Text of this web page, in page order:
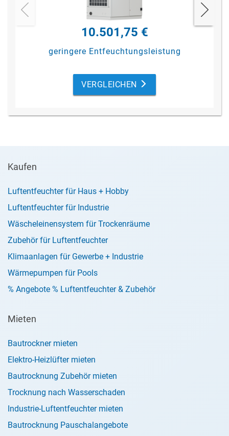
10.501,75 €
geringere Entfeuchtungsleistung
VERGLEICHEN
Kaufen
Luftentfeuchter für Haus + Hobby
Luftentfeuchter für Industrie
Wäscheleinensystem für Trockenräume
Zubehör für Luftentfeuchter
Klimaanlagen für Gewerbe + Industrie
Wärmepumpen für Pools
% Angebote % Luftentfeuchter & Zubehör
Mieten
Bautrockner mieten
Elektro-Heizlüfter mieten
Bautrocknung Zubehör mieten
Trocknung nach Wasserschaden
Industrie-Luftentfeuchter mieten
Bautrocknung Pauschalangebote